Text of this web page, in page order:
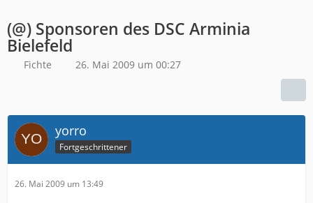
(@) Sponsoren des DSC Arminia
Bielefeld
Fichte 26. Mai 2009 um 00:27
yorro
Fortgeschrittener
26. Mai 2009 um 13:49